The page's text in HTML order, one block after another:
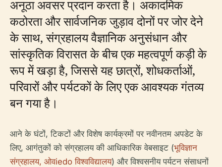
अनूठा अवसर प्रदान करता है। अकादमिक
कठोरता और सार्वजनिक जुड़ाव दोनों पर जोर देने
के साथ, संग्रहालय वैज्ञानिक अनुसंधान और
सांस्कृतिक विरासत के बीच एक महत्वपूर्ण कड़ी के
रूप में खड़ा है, जिससे यह छात्रों, शोधकर्ताओं,
परिवारों और पर्यटकों के लिए एक आवश्यक गंतव्य
बन गया है।
आने के घंटों, टिकटों और विशेष कार्यक्रमों पर नवीनतम अपडेट के
लिए, आगंतुकों को संग्रहालय की आधिकारिक वेबसाइट (भूविज्ञान
संग्रहालय, ओवiedo विश्वविद्यालय) और विश्वसनीय पर्यटन संसाधनों